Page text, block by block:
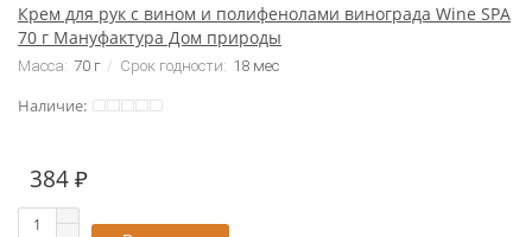
Крем для рук с вином и полифенолами винограда Wine SPA
70 г Мануфактура Дом природы
Масса: 70 г Срок годности: 18 мес
Наличие:
384 ₽